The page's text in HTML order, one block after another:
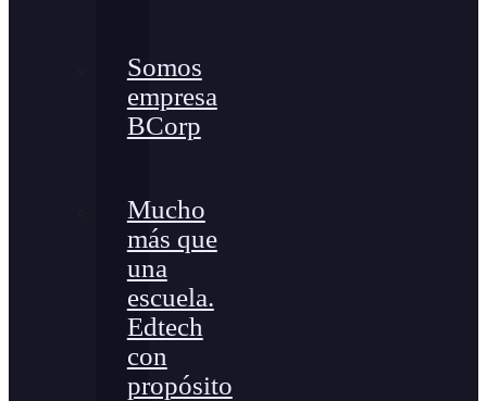
Somos
empresa
BCorp
Mucho
más que
una
escuela.
Edtech
con
propósito